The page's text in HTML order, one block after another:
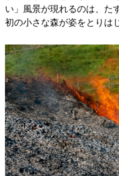
い」風景が現れるのは、た
初の小さな森が姿をとりは